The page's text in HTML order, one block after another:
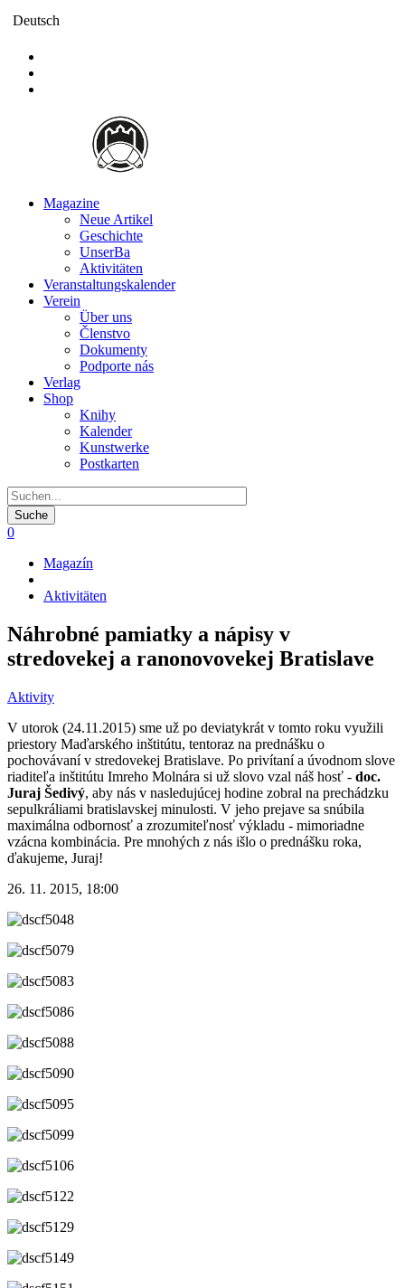
Direkt
Deutsch
navigation
Magazine
Neue Artikel
Geschichte
UnserBa
Aktivitäten
Veranstaltungskalender
Verein
Über uns
Členstvo
Dokumenty
Podporte nás
Verlag
Shop
Knihy
Kalender
Kunstwerke
Postkarten
0
Pfadnavigation
Magazín
Aktivitäten
Náhrobné pamiatky a nápisy v
stredovekej a ranonovovekej Bratislave
Aktivity
V utorok (24.11.2015) sme už po deviatykrát v tomto roku využili
priestory Maďarského inštitútu, tentoraz na prednášku o
pochovávaní v stredovekej Bratislave. Po privítaní a úvodnom slove
riaditeľa inštitútu Imreho Molnára si už slovo vzal náš hosť - doc.
Juraj Šedivý, aby nás v nasledujúcej hodine zobral na prechádzku
sepulkráliami bratislavskej minulosti. V jeho prejave sa snúbila
maximálna odbornosť a zrozumiteľnosť výkladu - mimoriadne
vzácna kombinácia. Pre mnohých z nás išlo o prednášku roka,
ďakujeme, Juraj!
26. 11. 2015, 18:00